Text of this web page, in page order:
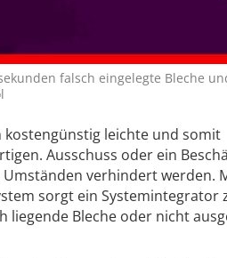
falsch ­eingelegte Bleche
leichte und somit
Ausschuss oder ein
verhindert ­werden.
sorgt ein ­Systemintegrator
liegende Bleche oder nicht